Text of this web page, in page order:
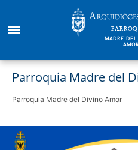
contenido
MADRE
Parroquia Madre del
Parroquia Madre del Divino Amor